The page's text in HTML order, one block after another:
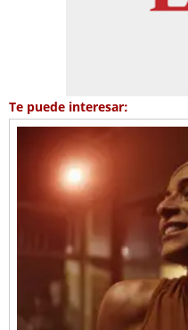
Te puede interesar: